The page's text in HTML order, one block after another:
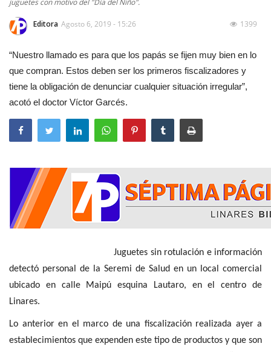
juguetes con motivo del "Día del Niño".
Editora Agosto 6, 2019 - 15:26 1399
“Nuestro llamado es para que los papás se fijen muy bien en lo
que compran. Estos deben ser los primeros fiscalizadores y
tiene la obligación de denunciar cualquier situación irregular”,
acotó el doctor Víctor Garcés.
Juguetes sin rotulación e información
detectó personal de la Seremi de Salud en un local comercial
ubicado en calle Maipú esquina Lautaro, en el centro de
Linares.
Lo anterior en el marco de una fiscalización realizada ayer a
establecimientos que expenden este tipo de productos y que son